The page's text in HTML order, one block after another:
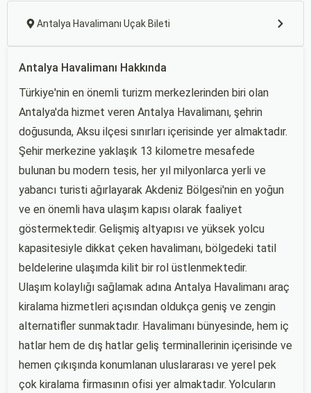
Antalya Havalimanı Uçak Bileti
Antalya Havalimanı Hakkında
Türkiye'nin en önemli turizm merkezlerinden biri olan
Antalya'da hizmet veren Antalya Havalimanı, şehrin
doğusunda, Aksu ilçesi sınırları içerisinde yer almaktadır.
Şehir merkezine yaklaşık 13 kilometre mesafede
bulunan bu modern tesis, her yıl milyonlarca yerli ve
yabancı turisti ağırlayarak Akdeniz Bölgesi'nin en yoğun
ve en önemli hava ulaşım kapısı olarak faaliyet
göstermektedir. Gelişmiş altyapısı ve yüksek yolcu
kapasitesiyle dikkat çeken havalimanı, bölgedeki tatil
beldelerine ulaşımda kilit bir rol üstlenmektedir.
Ulaşım kolaylığı sağlamak adına Antalya Havalimanı araç
kiralama hizmetleri açısından oldukça geniş ve zengin
alternatifler sunmaktadır. Havalimanı bünyesinde, hem iç
hatlar hem de dış hatlar geliş terminallerinin içerisinde ve
hemen çıkışında konumlanan uluslararası ve yerel pek
çok kiralama firmasının ofisi yer almaktadır. Yolcuların